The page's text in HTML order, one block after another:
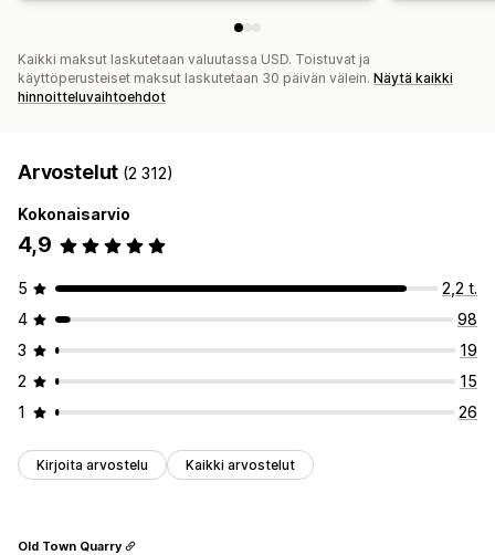
Kaikki maksut laskutetaan valuutassa USD. Toistuvat ja
käyttöperusteiset maksut laskutetaan 30 päivän välein. Näytä kaikki
hinnoitteluvaihtoehdot
Arvostelut (2 312)
Kokonaisarvio
4,9
5
2,2 t.
4
98
3
19
2
15
1
26
Kirjoita arvostelu Kaikki arvostelut
Old Town Quarry